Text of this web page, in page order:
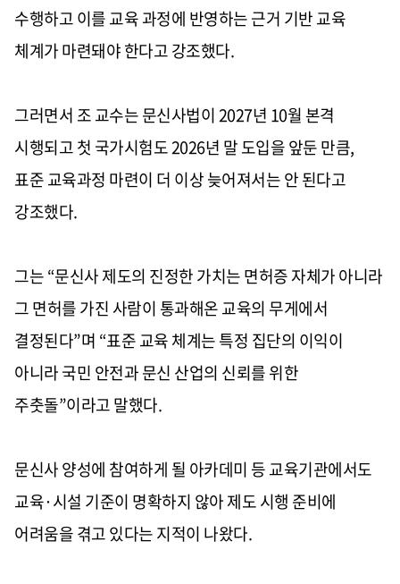
수행하고 이를 교육 과정에 반영하는 근거 기반 교육
체계가 마련돼야 한다고 강조했다.
그러면서 조 교수는 문신사법이 2027년 10월 본격
시행되고 첫 국가시험도 2026년 말 도입을 앞둔 만큼,
표준 교육과정 마련이 더 이상 늦어져서는 안 된다고
강조했다.
그는 “문신사 제도의 진정한 가치는 면허증 자체가 아니라
그 면허를 가진 사람이 통과해온 교육의 무게에서
결정된다”며 “표준 교육 체계는 특정 집단의 이익이
아니라 국민 안전과 문신 산업의 신뢰를 위한
주춧돌”이라고 말했다.
문신사 양성에 참여하게 될 아카데미 등 교육기관에서도
교육·시설 기준이 명확하지 않아 제도 시행 준비에
어려움을 겪고 있다는 지적이 나왔다.